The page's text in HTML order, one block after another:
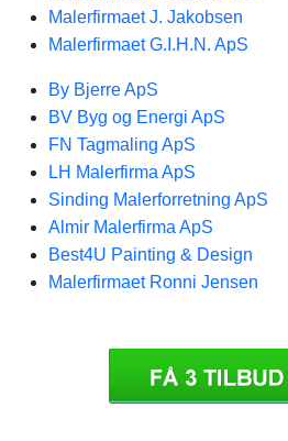
Malerfirmaet J. Jakobsen
Malerfirmaet G.I.H.N. ApS
By Bjerre ApS
BV Byg og Energi ApS
FN Tagmaling ApS
LH Malerfirma ApS
Sinding Malerforretning ApS
Almir Malerfirma ApS
Best4U Painting & Design
Malerfirmaet Ronni Jensen